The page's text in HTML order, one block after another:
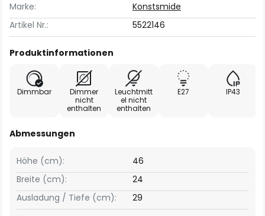
Marke:
Konstsmide
Artikel Nr.:
5522146
Produktinformationen
Dimmbar
Dimmer
nicht
enthalten
Leuchtmitt
el nicht
enthalten
E27 IP43
Abmessungen
Breite (cm): 24
Höhe (cm): 46
Ausladung / Tiefe (cm): 29